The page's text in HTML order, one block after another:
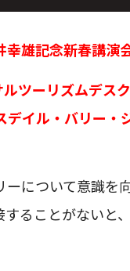
雄記念新春講演
ツーリズムデス
イル・バリー・
について意識を
ることがないと